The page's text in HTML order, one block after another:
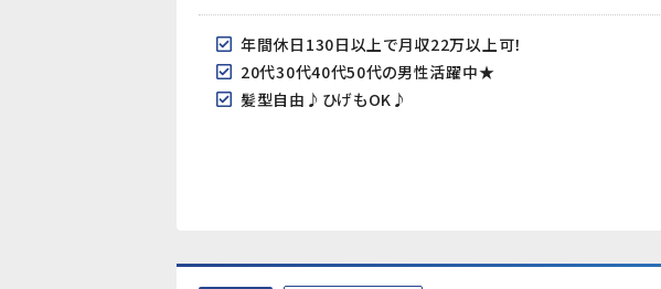
年間休日130日以上で月収22万以上可！
20代30代40代50代の男性活躍中★
髪型自由♪ひげもOK♪